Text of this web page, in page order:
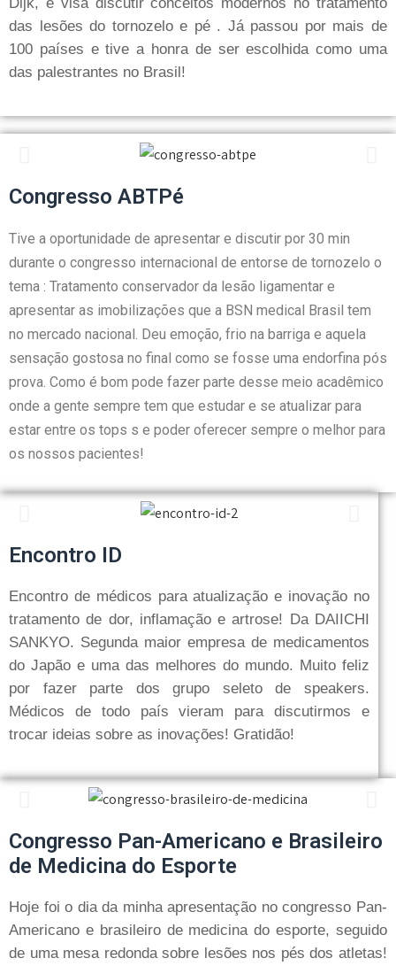
das lesões do tornozelo e pé . Já passou por mais de
100 países e tive a honra de ser escolhida como uma
das palestrantes no Brasil!
Congresso ABTPé
Tive a oportunidade de apresentar e discutir por 30 min
durante o congresso internacional de entorse de tornozelo o
tema : Tratamento conservador da lesão ligamentar e
apresentar as imobilizações que a BSN medical Brasil tem
no mercado nacional. Deu emoção, frio na barriga e aquela
sensação gostosa no final como se fosse uma endorfina pós
prova. Como é bom pode fazer parte desse meio acadêmico
onde a gente sempre tem que estudar e se atualizar para
estar entre os tops s e poder oferecer sempre o melhor para
os nossos pacientes!
Encontro ID
Encontro de médicos para atualização e inovação no
tratamento de dor, inflamação e artrose! Da DAIICHI
SANKYO. Segunda maior empresa de medicamentos
do Japão e uma das melhores do mundo. Muito feliz
por fazer parte dos grupo seleto de speakers.
Médicos de todo país vieram para discutirmos e
trocar ideias sobre as inovações! Gratidão!
Congresso Pan-Americano e Brasileiro
de Medicina do Esporte
Hoje foi o dia da minha apresentação no congresso Pan-
Americano e brasileiro de medicina do esporte, seguido
de uma mesa redonda sobre lesões nos pés dos atletas!